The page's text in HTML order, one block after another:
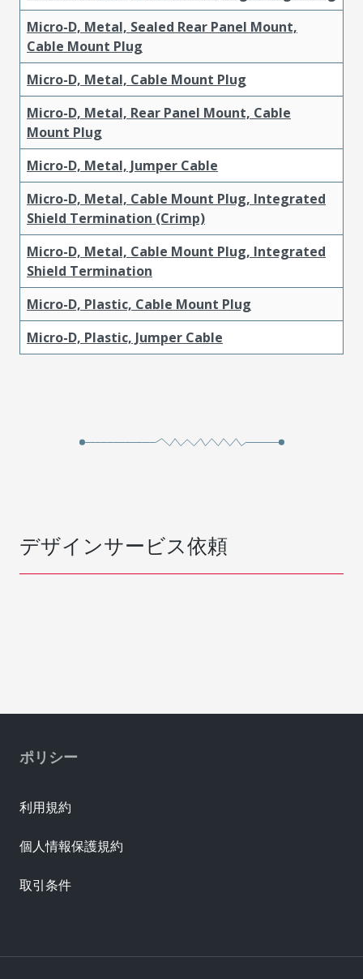
Micro-D, Metal, Sealed Rear Panel Mount,
Cable Mount Plug
Micro-D, Metal, Cable Mount Plug
Micro-D, Metal, Rear Panel Mount, Cable
Mount Plug
Micro-D, Metal, Jumper Cable
Micro-D, Metal, Cable Mount Plug, Integrated
Shield Termination (Crimp)
Micro-D, Metal, Cable Mount Plug, Integrated
Shield Termination
Micro-D, Plastic, Cable Mount Plug
Micro-D, Plastic, Jumper Cable
デザインサービス依頼
ポリシー
利用規約
個人情報保護規約
取引条件